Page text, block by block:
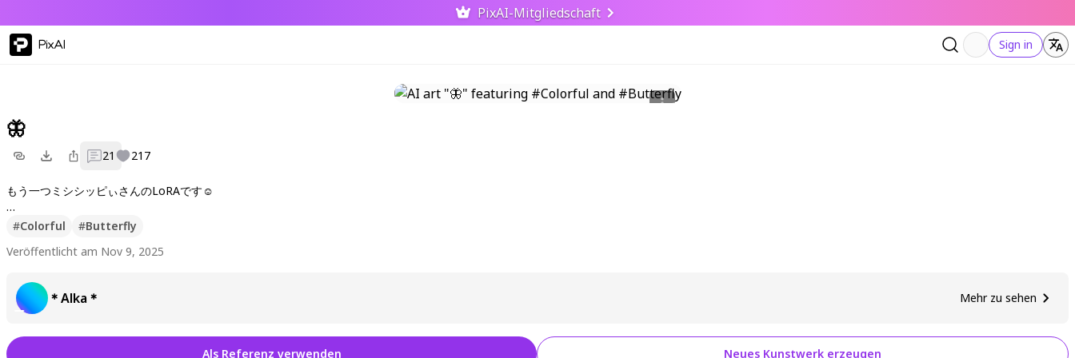
PixAI-Mitgliedschaft
PixAI Sign in
🦋
21 217
もう一つミシシッピぃさんのLoRAです☺️
以前DiTのをお借りした時はLoRAの雰囲気を全面に出した作品を作ったので、今回は混ぜた使い方にしました😊
きれいな色合い👀❤️
#Colorful #Butterfly
Veröffentlicht am Nov 9, 2025
＊Alka＊ Mehr zu sehen
Als Referenz verwenden Neues Kunstwerk erzeugen